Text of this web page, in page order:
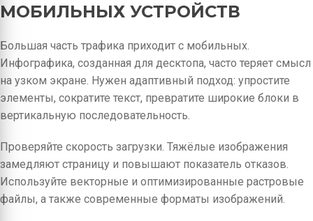
МОБИЛЬНЫХ УСТРОЙСТВ
Большая часть трафика приходит с мобильных.
Инфографика, созданная для десктопа, часто теряет смысл
на узком экране. Нужен адаптивный подход: упростите
элементы, сократите текст, превратите широкие блоки в
вертикальную последовательность.
Проверяйте скорость загрузки. Тяжёлые изображения
замедляют страницу и повышают показатель отказов.
Используйте векторные и оптимизированные растровые
файлы, а также современные форматы изображений.